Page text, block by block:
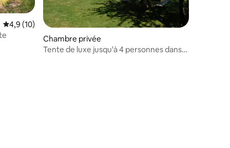
: 4,85 sur 5
Évaluation moyenne sur la base de 10 commentaires : 4,9 sur 5
4,9 (10)
Chambre privée
Tente de luxe jusqu'à 4 personnes dans